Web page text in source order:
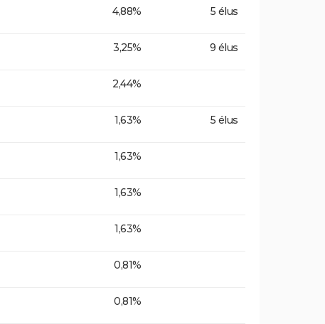
4,88% 5 élus
3,25% 9 élus
2,44%
1,63% 5 élus
1,63%
1,63%
1,63%
0,81%
0,81%